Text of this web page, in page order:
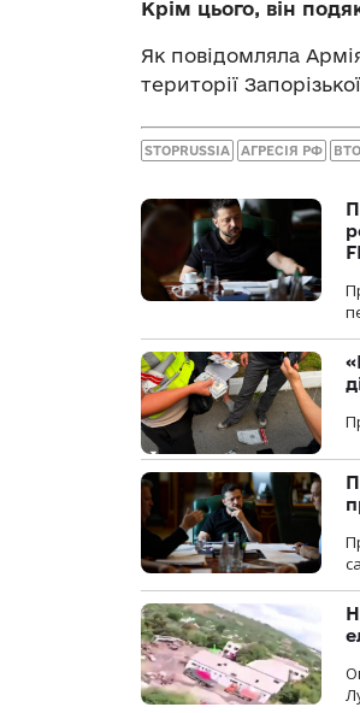
Крім цього, він
Як повідомляла
території
STOPRUSSIA АГРЕСІЯ РФ